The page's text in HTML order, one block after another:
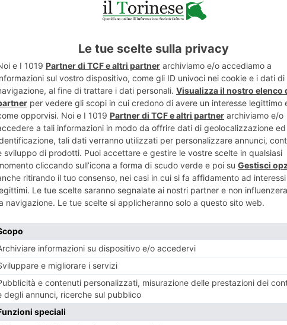
DA PALAZZO CIVICO
POTREBBE INTERESSARTI...